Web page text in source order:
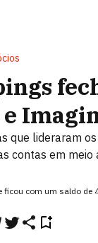
que lideraram
contas em
ficou com um saldo